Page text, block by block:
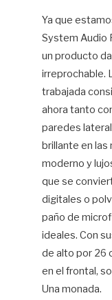
Ya que
System Audio
un producto
irreprochable.
trabajada
ahora tanto
paredes
brillante en las
moderno y
que se
digitales o
paño de
ideales. Con
de alto por 26
en el frontal,
Una monada.